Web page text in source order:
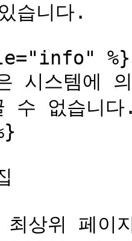
습니다.
%}
시스템에
수 없습니
상위 페이